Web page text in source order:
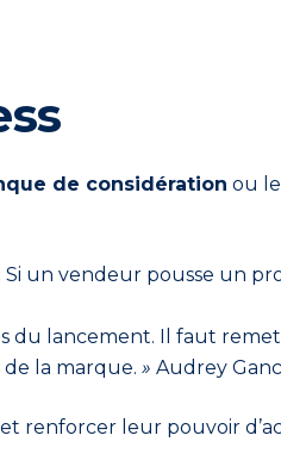
de considération ou
Si un vendeur pousse un
du lancement. Il faut
la marque. » Audrey
renforcer leur pouvoir